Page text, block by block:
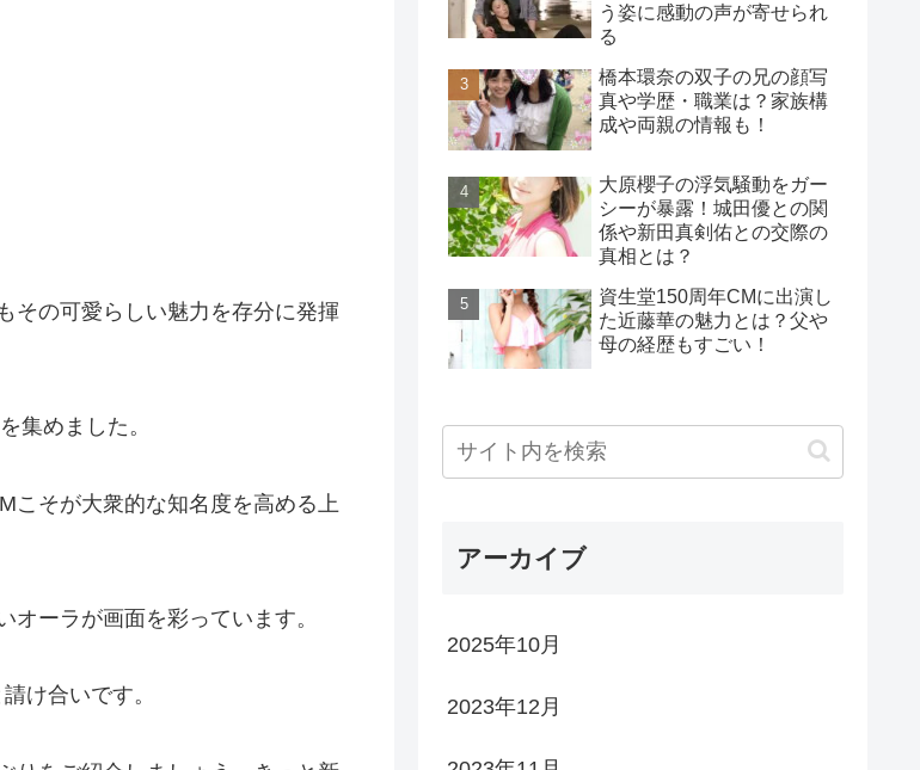
その可愛らしい魅力を存分に発揮
集めました。
こそが大衆的な知名度を高める上
ーラが画面を彩っています。
け合いです。
う姿に感動の声が寄せられ
る
橋本環奈の双子の兄の顔写
真や学歴・職業は？家族構
成や両親の情報も！
大原櫻子の浮気騒動をガー
シーが暴露！城田優との関
係や新田真剣佑との交際の
真相とは？
資生堂150周年CMに出演し
た近藤華の魅力とは？父や
母の経歴もすごい！
アーカイブ
2025年10月
2023年12月